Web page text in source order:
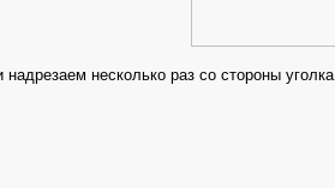
несколько раз со стороны уголка.